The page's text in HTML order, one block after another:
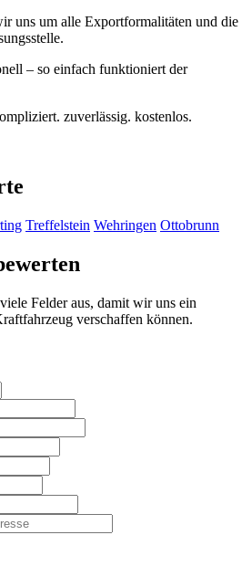
uns um alle Exportformalitäten und die
– so einfach funktioniert der
zuverlässig. kostenlos.
Treffelstein Wehringen Ottobrunn
Felder aus, damit wir uns ein
verschaffen können.